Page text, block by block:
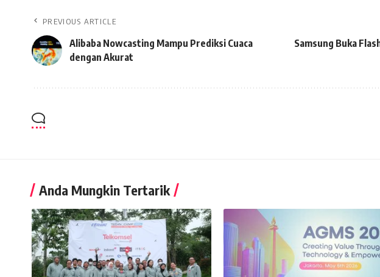
PREVIOUS ARTICLE
Alibaba Nowcasting Mampu Prediksi Cuaca
dengan Akurat
Samsung Buka
Anda Mungkin Tertarik